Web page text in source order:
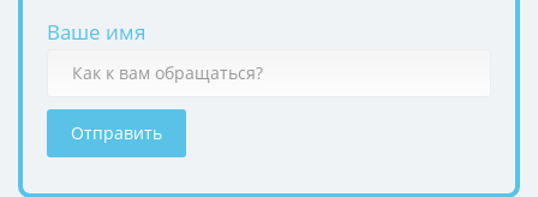
Ваше имя
Отправить